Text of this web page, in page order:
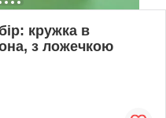
кружка в
з ложечкою